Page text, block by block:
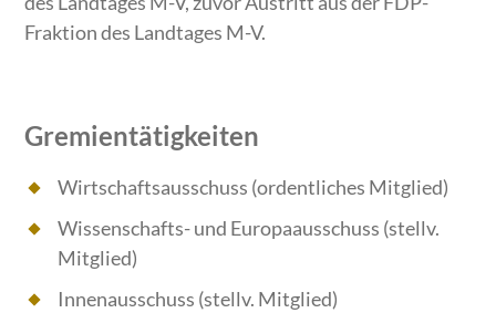
Fraktion des Landtages M-V.
Gremientätigkeiten
Wirtschaftsausschuss (ordentliches Mitglied)
Wissenschafts- und Europaausschuss (stellv.
Mitglied)
Innenausschuss (stellv. Mitglied)